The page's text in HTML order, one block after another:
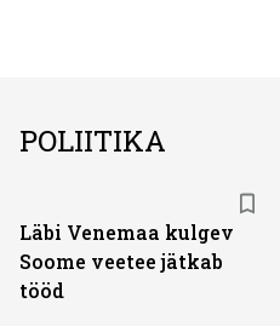
POLIITIKA
Läbi Venemaa kulgev
Soome veetee jätkab
tööd